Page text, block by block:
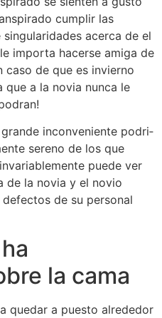
cumplir las
acerca de el
importa hacerse amiga de
caso de que es invierno
que a la novia nunca le
inconveniente podri­
sereno de los que
puede ver
de la novia y el novio
de su personal
la cama
quedar a puesto alrededor